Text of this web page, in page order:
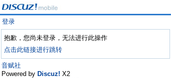
登录
抱歉，您尚未登录，无法进行此操作
点击此链接进行跳转
音赋社
Powered by Discuz! X2